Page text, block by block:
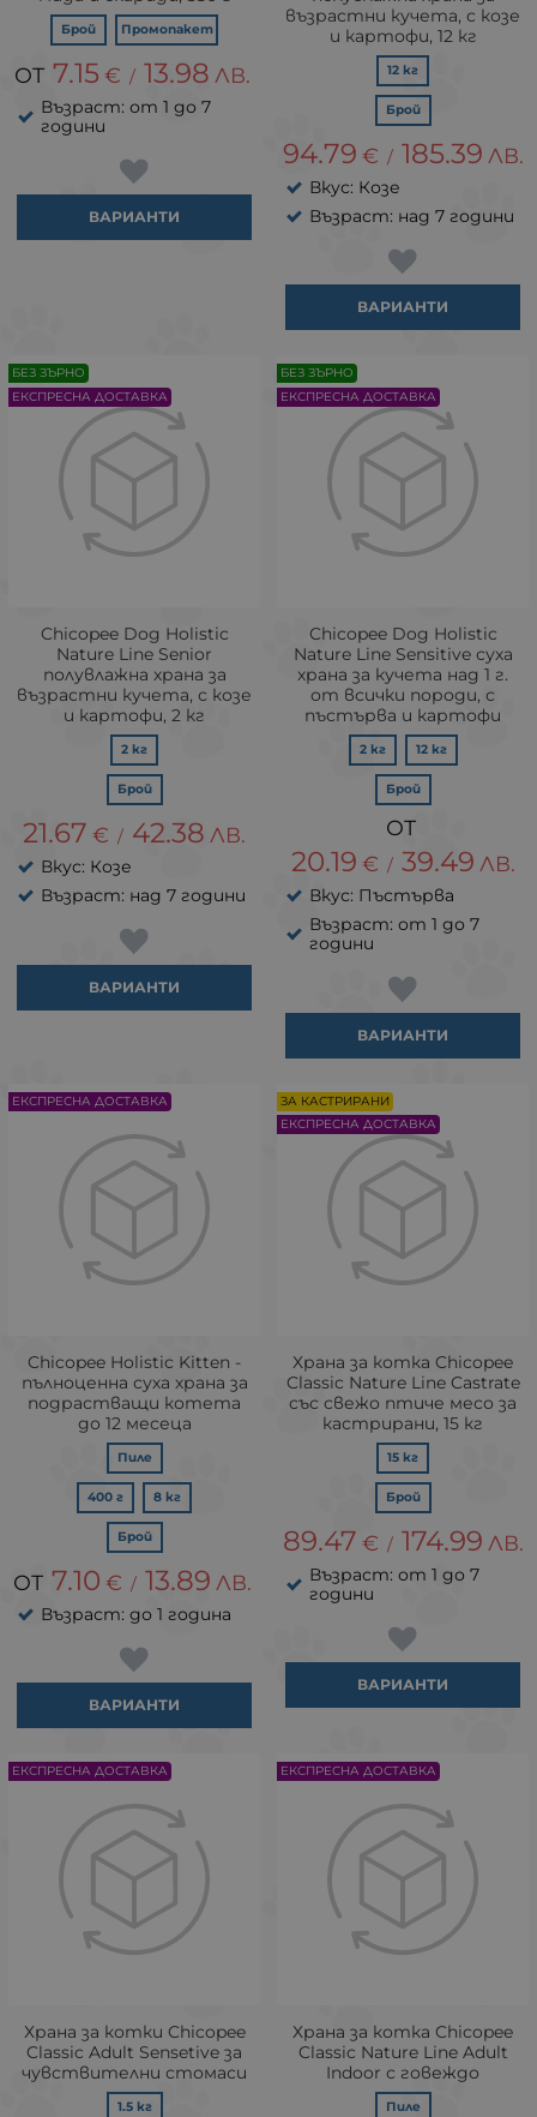
Брой Промопакет
7.15 € / 13.98 ЛВ.
Възраст: от 1 до 7
години
ВАРИАНТИ
възрастни кучета, с козе
и картофи, 12 кг
12 кг
Брой
94.79 € / 185.39 ЛВ.
Вкус: Козе
Възраст: над 7 години
ВАРИАНТИ
Chicopee Dog Holistic
Nature Line Senior
полувлажна храна за
възрастни кучета, с козе
и картофи, 2 кг
2 кг
Брой
21.67 € / 42.38 ЛВ.
Вкус: Козе
Възраст: над 7 години
ВАРИАНТИ
БЕЗ ЗЪРНО
ЕКСПРЕСНА ДОСТАВКА
Chicopee Dog Holistic
Nature Line Sensitive суха
храна за кучета над 1 г.
от всички породи, с
пъстърва и картофи
2 кг 12 кг
Брой
20.19 € / 39.49 ЛВ.
Вкус: Пъстърва
Възраст: от 1 до 7
години
ВАРИАНТИ
БЕЗ ЗЪРНО
ЕКСПРЕСНА ДОСТАВКА
Chicopee Holistic Kitten -
пълноценна суха храна за
подрастващи котета
до 12 месеца
Пиле
400 г 8 кг
Брой
7.10 € / 13.89 ЛВ.
Възраст: до 1 година
ВАРИАНТИ
ЕКСПРЕСНА ДОСТАВКА
Храна за котка Chicopee
Classic Nature Line Castrate
със свежо птиче месо за
кастрирани, 15 кг
15 кг
Брой
89.47 € / 174.99 ЛВ.
Възраст: от 1 до 7
години
ВАРИАНТИ
ЗА КАСТРИРАНИ
ЕКСПРЕСНА ДОСТАВКА
Храна за котки Chicopee
Classic Adult Sensetive за
чувствителни стомаси
1.5 кг
ЕКСПРЕСНА ДОСТАВКА
Храна за котка Chicopee
Classic Nature Line Adult
Indoor с говеждо
Пиле
ЕКСПРЕСНА ДОСТАВКА